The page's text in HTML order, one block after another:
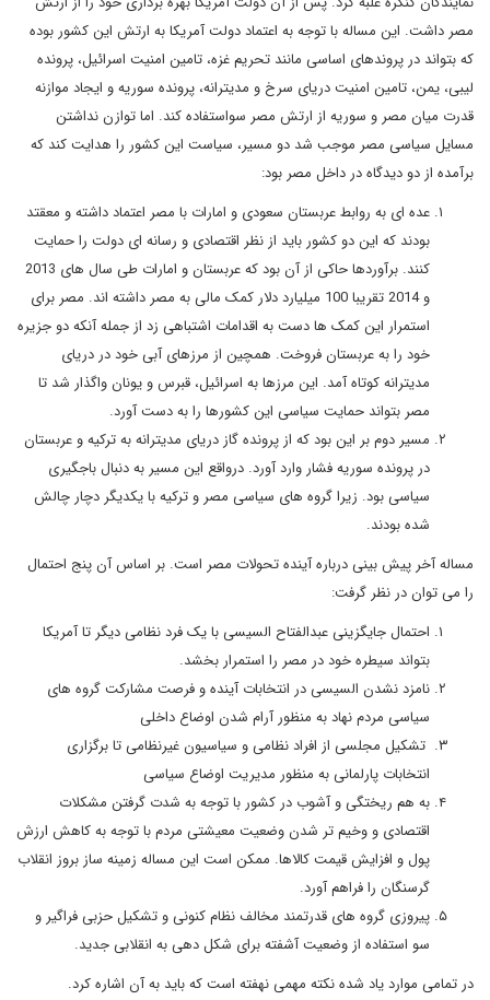
مصر داشت. این مساله با توجه به اعتماد دولت آمریکا به ارتش این کشور بوده
که بتواند در پروندهای اساسی مانند تحریم غزه، تامین امنیت اسرائیل، پرونده
لیبی، یمن، تامین امنیت دریای سرخ و مدیترانه، پرونده سوریه و ایجاد موازنه
قدرت میان مصر و سوریه از ارتش مصر سواستفاده کند. اما توازن نداشتن
مسایل سیاسی مصر موجب شد دو مسیر، سیاست این کشور را هدایت کند که
برآمده از دو دیدگاه در داخل مصر بود:
عده ای به روابط عربستان سعودی و امارات با مصر اعتماد داشته و معقتد
بودند که این دو کشور باید از نظر اقتصادی و رسانه ای دولت را حمایت
کنند. برآوردها حاکی از آن بود که عربستان و امارات طی سال های 2013
و 2014 تقریبا 100 میلیارد دلار کمک مالی به مصر داشته اند. مصر برای
استمرار این کمک ها دست به اقدامات اشتباهی زد از جمله آنکه دو جزیره
خود را به عربستان فروخت. همچین از مرزهای آبی خود در دریای
مدیترانه کوتاه آمد. این مرزها به اسرائیل، قبرس و یونان واگذار شد تا
مصر بتواند حمایت سیاسی این کشورها را به دست آورد.
مسیر دوم بر این بود که از پرونده گاز دریای مدیترانه به ترکیه و عربستان
در پرونده سوریه فشار وارد آورد. درواقع این مسیر به دنبال باجگیری
سیاسی بود. زیرا گروه های سیاسی مصر و ترکیه با یکدیگر دچار چالش
شده بودند.
مساله آخر پیش بینی درباره آینده تحولات مصر است. بر اساس آن پنج احتمال
را می توان در نظر گرفت:
احتمال جایگزینی عبدالفتاح السیسی با یک فرد نظامی دیگر تا آمریکا
بتواند سیطره خود در مصر را استمرار بخشد.
نامزد نشدن السیسی در انتخابات آینده و فرصت مشارکت گروه های
سیاسی مردم نهاد به منظور آرام شدن اوضاع داخلی
تشکیل مجلسی از افراد نظامی و سیاسیون غیرنظامی تا برگزاری
انتخابات پارلمانی به منظور مدیریت اوضاع سیاسی
به هم ریختگی و آشوب در کشور با توجه به شدت گرفتن مشکلات
اقتصادی و وخیم تر شدن وضعیت معیشتی مردم با توجه به کاهش ارزش
پول و افزایش قیمت کالاها. ممکن است این مساله زمینه ساز بروز انقلاب
گرسنگان را فراهم آورد.
پیروزی گروه های قدرتمند مخالف نظام کنونی و تشکیل حزبی فراگیر و
سو استفاده از وضعیت آشفته برای شکل دهی به انقلابی جدید.
در تمامی موارد یاد شده نکته مهمی نهفته است که باید به آن اشاره کرد.